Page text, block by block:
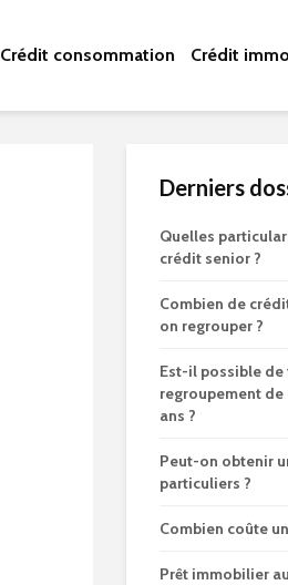
Crédit consommation Crédit
Derniers
Quelles
crédit senior ?
Combien de
on regrouper ?
Est-il possible de
regroupement
ans ?
Peut-on obtenir
particuliers ?
Combien coûte
Prêt immobilier